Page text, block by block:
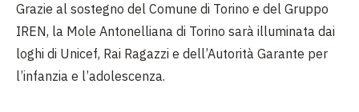
Grazie al sostegno del Comune di Torino e del Gruppo
IREN, la Mole Antonelliana di Torino sarà illuminata dai
loghi di Unicef, Rai Ragazzi e dell’Autorità Garante per
l’infanzia e l’adolescenza.